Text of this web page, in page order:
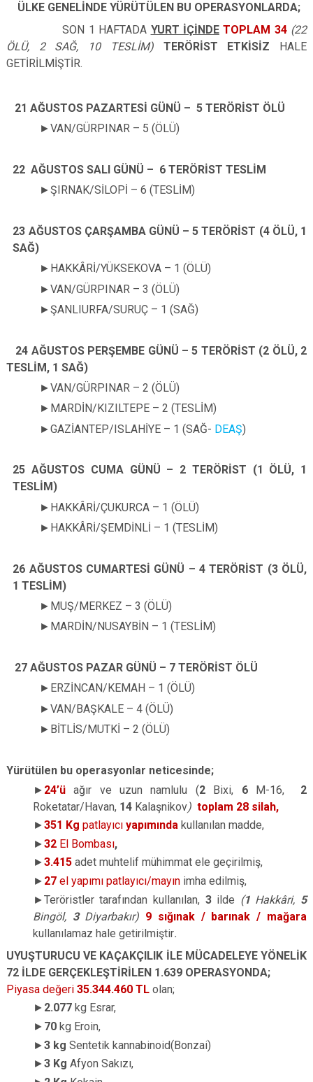
ÜLKE GENELİNDE YÜRÜTÜLEN BU OPERASYONLARDA;
SON 1 HAFTADA YURT İÇİNDE TOPLAM 34(22
ÖLÜ, 2 SAĞ, 10 TESLİM) TERÖRİST ETKİSİZ HALE
GETİRİLMİŞTİR.
21 AĞUSTOS PAZARTESİ GÜNÜ – 5 TERÖRİST ÖLÜ
►VAN/GÜRPINAR – 5 (ÖLÜ)
22 AĞUSTOS SALI GÜNÜ – 6 TERÖRİST TESLİM
►ŞIRNAK/SİLOPİ – 6 (TESLİM)
23 AĞUSTOS ÇARŞAMBA GÜNÜ – 5 TERÖRİST (4 ÖLÜ, 1
SAĞ)
► HAKKÂRİ/YÜKSEKOVA – 1 (ÖLÜ)
►VAN/GÜRPINAR – 3 (ÖLÜ)
►ŞANLIURFA/SURUÇ – 1 (SAĞ)
24 AĞUSTOS PERŞEMBE GÜNÜ – 5 TERÖRİST (2 ÖLÜ, 2
TESLİM, 1 SAĞ)
►VAN/GÜRPINAR – 2 (ÖLÜ)
► MARDİN/KIZILTEPE – 2 (TESLİM)
►GAZİANTEP/ISLAHİYE – 1 (SAĞ- DEAŞ)
25 AĞUSTOS CUMA GÜNÜ – 2 TERÖRİST (1 ÖLÜ, 1
TESLİM)
► HAKKÂRİ/ÇUKURCA – 1 (ÖLÜ)
► HAKKÂRİ/ŞEMDİNLİ – 1 (TESLİM)
26 AĞUSTOS CUMARTESİ GÜNÜ – 4 TERÖRİST (3 ÖLÜ,
1 TESLİM)
► MUŞ/MERKEZ – 3 (ÖLÜ)
► MARDİN/NUSAYBİN – 1 (TESLİM)
27 AĞUSTOS PAZAR GÜNÜ – 7 TERÖRİST ÖLÜ
► ERZİNCAN/KEMAH – 1 (ÖLÜ)
►VAN/BAŞKALE – 4 (ÖLÜ)
► BİTLİS/MUTKİ – 2 (ÖLÜ)
Yürütülen bu operasyonlar neticesinde;
► 24’ü ağır ve uzun namlulu (2Bixi, 6M-16, 2
Roketatar/Havan, 14Kalaşnikov) toplam 28 silah,
►351 Kg patlayıcıyapımındakullanılan madde,
►32El Bombası,
►3.415 adet muhtelif mühimmat ele geçirilmiş,
► 27 el yapımı patlayıcı/mayın imha edilmiş,
►Teröristler tarafından kullanılan, 3 ilde (1Hakkâri, 5
Bingöl, 3Diyarbakır) 9 sığınak / barınak / mağara
kullanılamaz hale getirilmiştir.
UYUŞTURUCU VE KAÇAKÇILIK İLE MÜCADELEYE YÖNELİK
72 İLDE GERÇEKLEŞTİRİLEN 1.639 OPERASYONDA;
Piyasa değeri 35.344.460 TL olan;
► 2.077 kg Esrar,
► 70kg Eroin,
►3 kg Sentetik kannabinoid(Bonzai)
►3 Kg Afyon Sakızı,